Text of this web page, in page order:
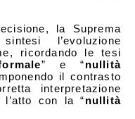
la Suprema
l’evoluzione
ricordando le tesi
” e “nullità
il contrasto
interpretazione
l’atto con la “nullità